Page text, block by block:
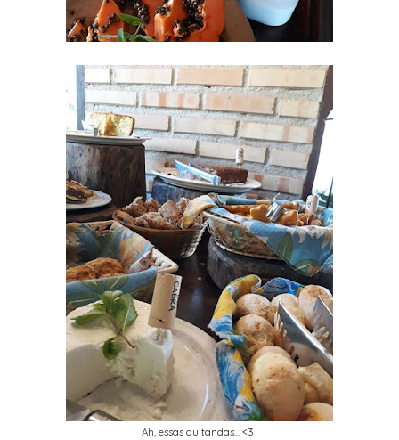
Ah, essas quitandas... <3